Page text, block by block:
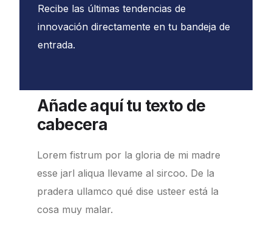
Recibe las últimas tendencias de
innovación directamente en tu bandeja de
entrada.
Añade aquí tu texto de
cabecera
Lorem fistrum por la gloria de mi madre
esse jarl aliqua llevame al sircoo. De la
pradera ullamco qué dise usteer está la
cosa muy malar.